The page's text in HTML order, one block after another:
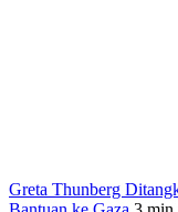
Greta Thunberg